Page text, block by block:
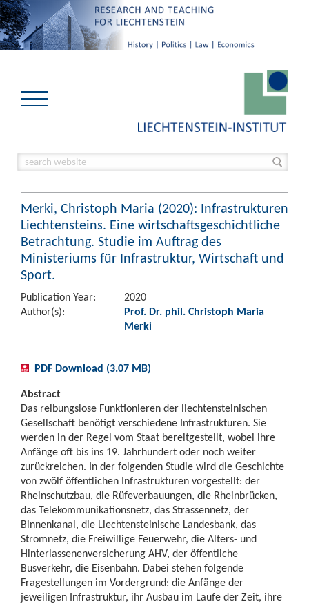
Merki, Christoph Maria (2020): Infrastrukturen
Liechtensteins. Eine wirtschaftsgeschichtliche
Betrachtung. Studie im Auftrag des
Ministeriums für Infrastruktur, Wirtschaft und
Sport.
Publication Year:
2020
Author(s):
Prof. Dr. phil. Christoph Maria
Merki
PDF Download (3.07 MB)
Abstract
Das reibungslose Funktionieren der liechtensteinischen
Gesellschaft benötigt verschiedene Infrastrukturen. Sie
werden in der Regel vom Staat bereitgestellt, wobei ihre
Anfänge oft bis ins 19. Jahrhundert oder noch weiter
zurückreichen. In der folgenden Studie wird die Geschichte
von zwölf öffentlichen Infrastrukturen vorgestellt: der
Rheinschutzbau, die Rüfeverbauungen, die Rheinbrücken,
das Telekommunikationsnetz, das Strassennetz, der
Binnenkanal, die Liechtensteinische Landesbank, das
Stromnetz, die Freiwillige Feuerwehr, die Alters- und
Hinterlassenenversicherung AHV, der öffentliche
Busverkehr, die Eisenbahn. Dabei stehen folgende
Fragestellungen im Vordergrund: die Anfänge der
jeweiligen Infrastruktur, ihr Ausbau im Laufe der Zeit, ihre